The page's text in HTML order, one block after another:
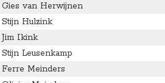
Gies van Herwijnen
Stijn Hulzink
Jim Ikink
Stijn Leusenkamp
Ferre Meinders